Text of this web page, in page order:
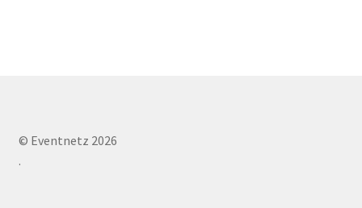
© Eventnetz 2026
.